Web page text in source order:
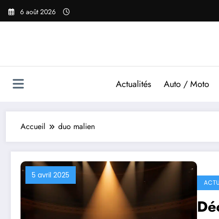
Aller
6 août 2026
Actualités Auto / Moto
Accueil duo malien
5 avril 2025